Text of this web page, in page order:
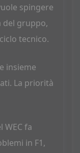
spingere
del gruppo,
tecnico.
insieme
La priorità
fa
in F1,